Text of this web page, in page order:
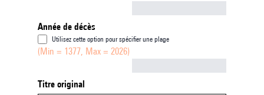
Année de décès
Utilisez cette option pour spécifier une plage
(Min = 1377, Max = 2026)
Titre original